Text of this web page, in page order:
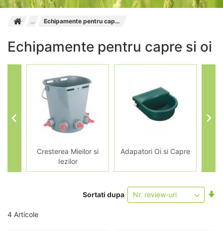
Echipamente pentru capre si oi
Echipamente pentru capre si oi
Cresterea Mieilor si
Iezilor
Adapatori Oi si Capre
4 Articole
Sortati dupa